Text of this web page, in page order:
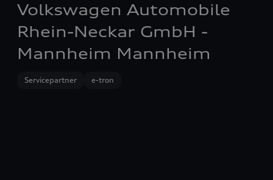
Volkswagen Automobile
Rhein-Neckar GmbH -
Mannheim Mannheim
Servicepartner e-tron